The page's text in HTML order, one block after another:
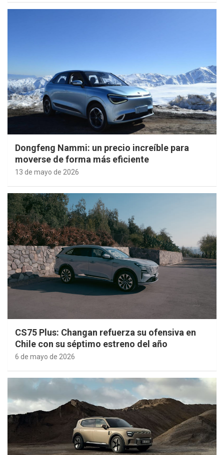
Dongfeng Nammi: un precio increíble para
moverse de forma más eficiente
13 de mayo de 2026
CS75 Plus: Changan refuerza su ofensiva en
Chile con su séptimo estreno del año
6 de mayo de 2026